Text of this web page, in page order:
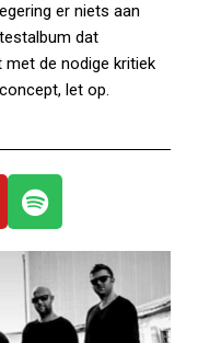
er niets aan
dat
met de nodige kritiek
let op.